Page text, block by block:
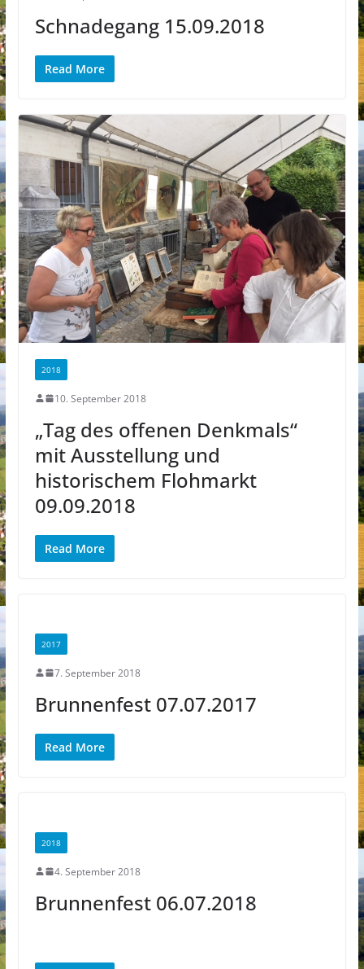
Schnadegang 15.09.2018
Read More
2018
10. September 2018
„Tag des offenen Denkmals“
mit Ausstellung und
historischem Flohmarkt
09.09.2018
Read More
2017
7. September 2018
Brunnenfest 07.07.2017
Read More
2018
4. September 2018
Brunnenfest 06.07.2018